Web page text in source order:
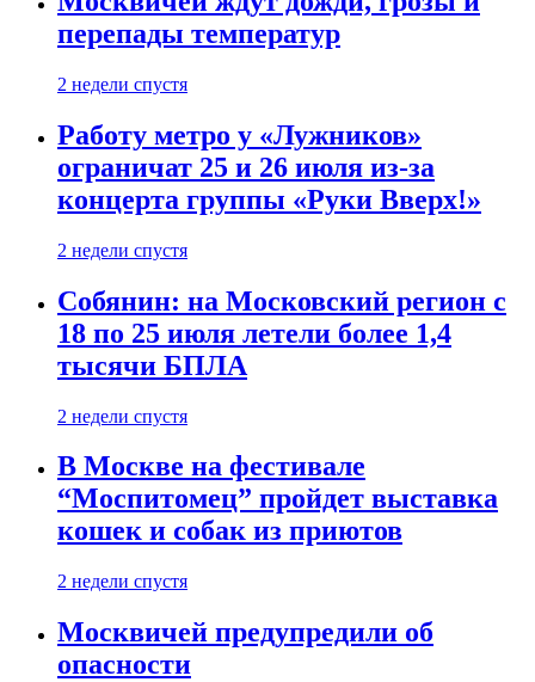
перепады температур
2 недели спустя
Работу метро у «Лужников»
ограничат 25 и 26 июля из-за
концерта группы «Руки Вверх!»
2 недели спустя
Собянин: на Московский регион с
18 по 25 июля летели более 1,4
тысячи БПЛА
2 недели спустя
В Москве на фестивале
“Моспитомец” пройдет выставка
кошек и собак из приютов
2 недели спустя
Москвичей предупредили об
опасности